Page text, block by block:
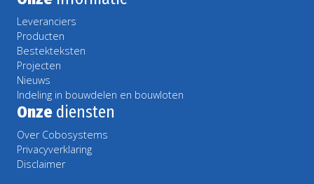
Leveranciers
Producten
Bestekteksten
Projecten
Nieuws
Indeling in bouwdelen en bouwloten
Onze diensten
Over Cobosystems
Privacyverklaring
Disclaimer